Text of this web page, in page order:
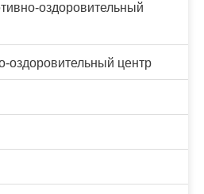
оздоровительный
оздоровительный центр